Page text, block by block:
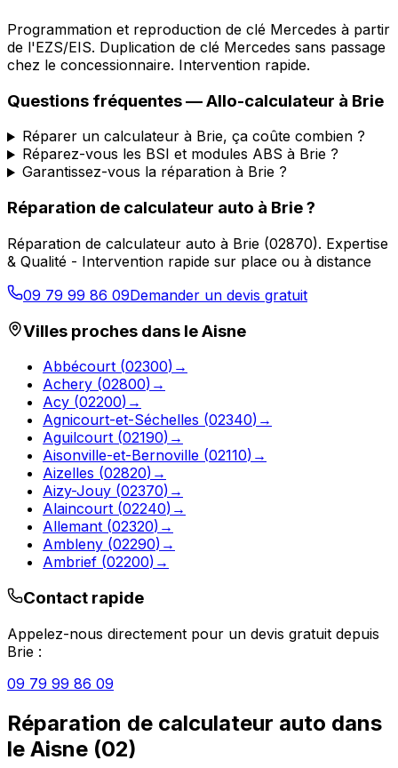
Programmation et reproduction de clé Mercedes à partir
de l'EZS/EIS. Duplication de clé Mercedes sans passage
chez le concessionnaire. Intervention rapide.
Questions fréquentes —Allo-calculateur à Brie
Réparer un calculateur à Brie, ça coûte combien ?
Réparez-vous les BSI et modules ABS à Brie ?
Garantissez-vous la réparation à Brie ?
Réparation de calculateur auto à Brie?
Réparation de calculateur auto à Brie (02870). Expertise
& Qualité - Intervention rapide sur place ou à distance
09 79 99 86 09Demander un devis gratuit
Villes proches dans leAisne
Abbécourt (02300) →
Achery (02800) →
Acy (02200) →
Agnicourt-et-Séchelles (02340) →
Aguilcourt (02190) →
Aisonville-et-Bernoville (02110) →
Aizelles (02820) →
Aizy-Jouy (02370) →
Alaincourt (02240) →
Allemant (02320) →
Ambleny (02290) →
Ambrief (02200) →
Contact rapide
Appelez-nous directement pour un devis gratuit depuis
Brie :
09 79 99 86 09
Réparation de calculateur auto dans
le Aisne (02)